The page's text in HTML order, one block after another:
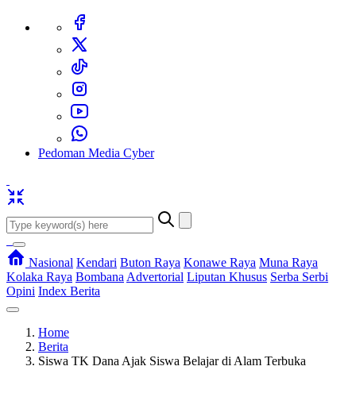
Pedoman Media Cyber
Nasional Kendari Buton Raya Konawe Raya Muna Raya
Kolaka Raya Bombana Advertorial Liputan Khusus Serba Serbi
Opini Index Berita
Home
Berita
Siswa TK Dana Ajak Siswa Belajar di Alam Terbuka